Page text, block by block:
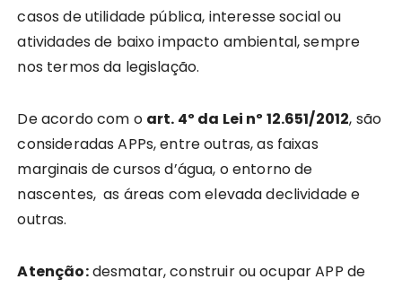
casos de utilidade pública, interesse social ou
atividades de baixo impacto ambiental, sempre
nos termos da legislação.
De acordo com o art. 4º da Lei nº 12.651/2012, são
consideradas APPs, entre outras, as faixas
marginais de cursos d’água, o entorno de
nascentes, as áreas com elevada declividade e
outras.
Atenção:desmatar, construir ou ocupar APP de